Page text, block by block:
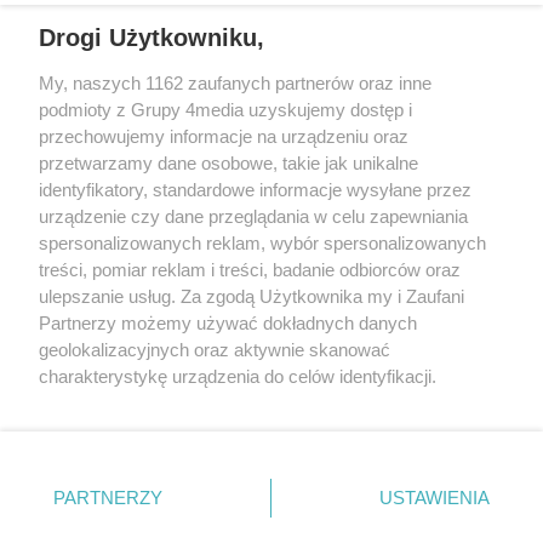
Redakcja Reklama Prywatność
Praca Łódź
the:protocol
Facebook.com
Youtube.com
Drogi Użytkowniku,
My, naszych 1162 zaufanych partnerów oraz inne
podmioty z Grupy 4media uzyskujemy dostęp i
przechowujemy informacje na urządzeniu oraz
przetwarzamy dane osobowe, takie jak unikalne
identyfikatory, standardowe informacje wysyłane przez
urządzenie czy dane przeglądania w celu zapewniania
spersonalizowanych reklam, wybór spersonalizowanych
treści, pomiar reklam i treści, badanie odbiorców oraz
ulepszanie usług. Za zgodą Użytkownika my i Zaufani
Partnerzy możemy używać dokładnych danych
geolokalizacyjnych oraz aktywnie skanować
charakterystykę urządzenia do celów identyfikacji.
zmienić/wycofać klikając przycisk ustawień prywatności
znajdujący się w lewym dolnym rogu strony
. Niektóre
PARTNERZY USTAWIENIA